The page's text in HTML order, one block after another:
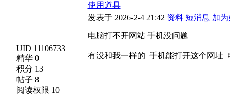
UID 11106733
精华 0
积分 13
帖子 8
阅读权限 10
使用道具
发表于 2026-2-4 21:42 资料 短消息 加
电脑打不开网站 手机没问题
有没和我一样的 手机能打开这个网址